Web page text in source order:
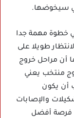
سيخوضها.
خطوة مهمة جدا
طويلا على
أن مراحل خروج
منتخب يعني
أن يكون
والإصابات
فرصة أفضل